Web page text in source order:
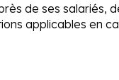
de ses salariés,
applicables en